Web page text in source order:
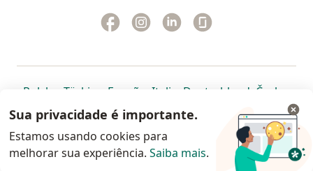
Facebook
abre num novo separador
Instagram
abre num novo separador
Linkedin
abre num novo
Polska abre num novo separador
Türkiye abre num novo separador
España abre num novo separador
Italia abre num novo
Deutschlandabre num
Česko
Portugal abre num novo separador
, México abre num novo separador
, abre num novo separador
Brasil abre num novoabre num
abre
Colombia abre num novo
www.doctoralia.com.br © 2026 - Agende agora sua
Sua privacidade é importante.
Estamos usando cookies para
melhorar sua experiência. Saiba mais.